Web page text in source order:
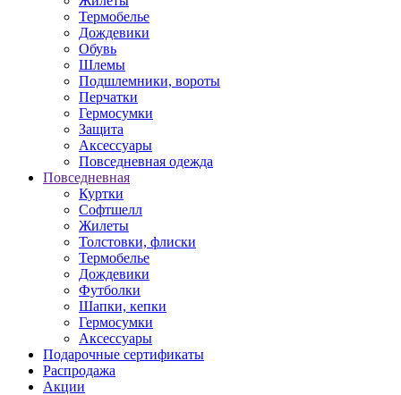
Термобелье
Дождевики
Обувь
Шлемы
Подшлемники, вороты
Перчатки
Гермосумки
Защита
Аксессуары
Повседневная одежда
Повседневная
Куртки
Софтшелл
Жилеты
Толстовки, флиски
Термобелье
Дождевики
Футболки
Шапки, кепки
Гермосумки
Аксессуары
Подарочные сертификаты
Распродажа
Акции